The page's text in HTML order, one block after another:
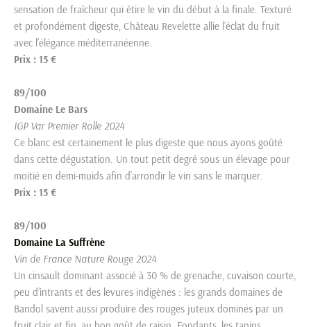
sensation de fraîcheur qui étire le vin du début à la finale. Texturé
et profondément digeste, Château Revelette allie l’éclat du fruit
avec l’élégance méditerranéenne.
Prix : 15 €
89/100
Domaine Le Bars
IGP Var Premier Rolle 2024
Ce blanc est certainement le plus digeste que nous ayons goûté
dans cette dégustation. Un tout petit degré sous un élevage pour
moitié en demi-muids afin d’arrondir le vin sans le marquer.
Prix : 15 €
89/100
Domaine La Suffrène
Vin de France Nature Rouge 2024
Un cinsault dominant associé à 30 % de grenache, cuvaison courte,
peu d’intrants et des levures indigènes : les grands domaines de
Bandol savent aussi produire des rouges juteux dominés par un